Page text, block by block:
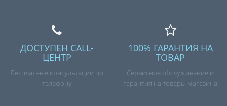
ДОСТУПЕН CALL-
ЦЕНТР
Бесплатные консультации по
телефону
100% ГАРАНТИЯ НА
ТОВАР
Сервисное обслуживание и
гарантия на товары магазина